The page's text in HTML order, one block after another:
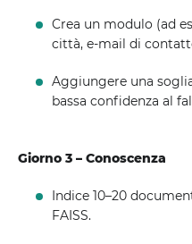
Crea un modulo (ad
città, e-mail di
Aggiungere una
bassa confidenza al
Giorno 3 – Conoscenza
Indice 10–20
FAISS.